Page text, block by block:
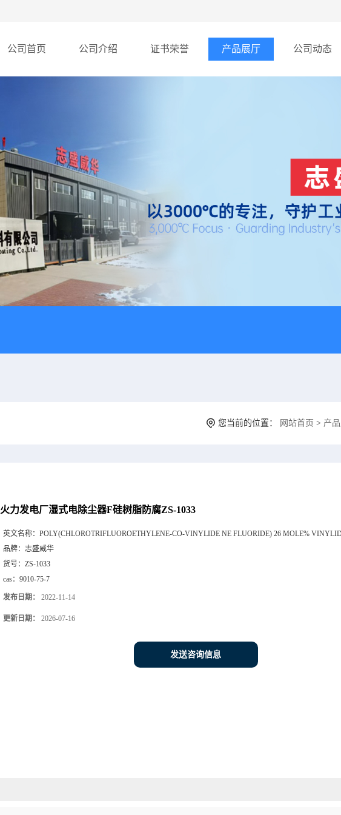
公司首页 公司介绍 证书荣誉 产品展厅 公司动态
您当前的位置： 网站首页 > 产
火力发电厂湿式电除尘器F硅树脂防腐ZS-1033
英文名称： POLY(CHLOROTRIFLUOROETHYLENE-CO-VINYLIDE NE FLUORIDE) 26 MOLE%
品牌： 志盛威华
货号： ZS-1033
cas： 9010-75-7
发布日期： 2022-11-14
更新日期： 2026-07-16
发送咨询信息